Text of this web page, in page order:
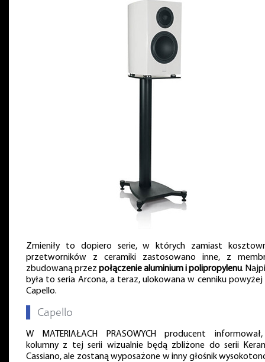
Zmieniły to dopiero serie, w których zamiast
przetworników z ceramiki zastosowano inne, z
zbudowaną przez połączenie aluminium i polipropylenu.
była to seria Arcona, a teraz, ulokowana w cenniku powyżej
Capello.
Capello
W MATERIAŁACH PRASOWYCH producent
kolumny z tej serii wizualnie będą zbliżone do serii
Cassiano, ale zostaną wyposażone w inny głośnik